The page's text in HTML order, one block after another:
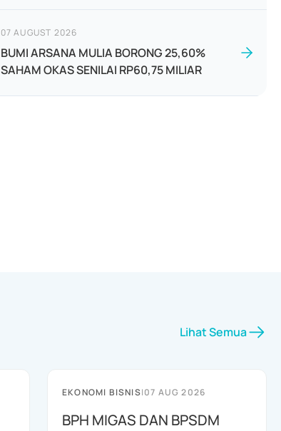
07 AUGUST 2026
BUMI ARSANA MULIA BORONG 25,60%
SAHAM OKAS SENILAI RP60,75 MILIAR
Lihat Semua
EKONOMI BISNIS|07 AUG 2026
BPH MIGAS DAN BPSDM